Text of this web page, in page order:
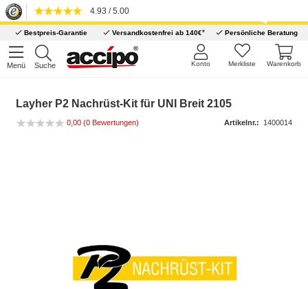
4.93 / 5.00
Bestpreis-Garantie Versandkostenfrei ab 140€* Persönliche Beratung
Menü Suche Warenkorb
Merkliste
Konto
Layher P2 Nachrüst-Kit für UNI Breit 2105
0,00 (0 Bewertungen) Artikelnr.: 1400014